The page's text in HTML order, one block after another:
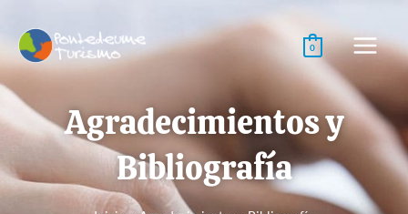
contenido
0
Agradecimientos y
Bibliografía